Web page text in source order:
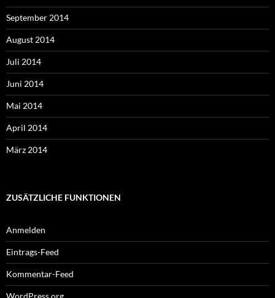
September 2014
August 2014
Juli 2014
Juni 2014
Mai 2014
April 2014
März 2014
ZUSÄTZLICHE FUNKTIONEN
Anmelden
Eintrags-Feed
Kommentar-Feed